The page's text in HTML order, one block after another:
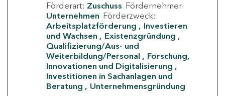
Förderart: Zuschuss Fördernehmer:
Unternehmen Förderzweck:
Arbeitsplatzförderung
Investieren
und Wachsen
Existenzgründung
Qualifizierung/Aus- und
Weiterbildung/Personal
Forschung,
Innovationen und Digitalisierung
Investitionen in Sachanlagen und
Beratung
Unternehmensgründung